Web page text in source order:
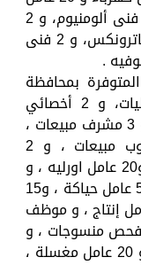
ماكينة ، و3 مشرفين، و 5 سائق، و 2 فنى ألومنيوم، و 2
فنى نجار، و 3 فنى تركيبات، و 20 ميكاترونكس، و 2 فنى
بمحافظة
القليوبية تتمثل في 7 مهندس عمليات، و 2 أخصائي
تسويق إلكتروني، و 5 مهندس إنتا، و 3 مشرف مبيعات ،
و 7 مهندس تصميمات، و 20 مندوب مبيعات ، و 2
مهندس جودة ، و 20 مشرف جودة ، و20 عامل اورليه ، و
35 عامل أوفر ، و 40 عامل سنجر ، و 50 عامل حياكة ، و15
، و 20 عامل جودة ، و 30 عامل إنتاج ، و موظف
نسيج ، و 10 عامل فحص منسوجات ، و
50 عامل ماكينة ، و 50 عامل تعبئة ، و 20 عامل مغسلة ،